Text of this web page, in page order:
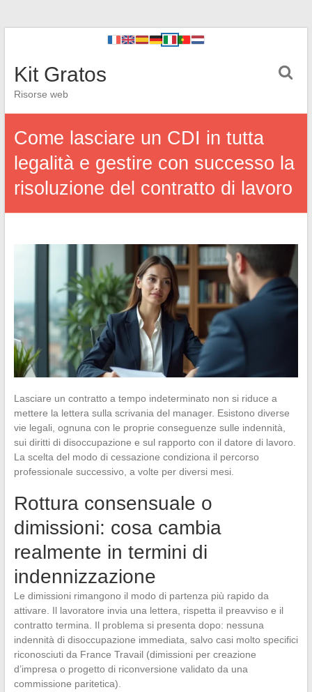
Kit Gratos
Risorse web
Come lasciare un CDI in tutta
legalità e gestire con successo la
risoluzione del contratto di lavoro
Lasciare un contratto a tempo indeterminato non si riduce a
mettere la lettera sulla scrivania del manager. Esistono diverse
vie legali, ognuna con le proprie conseguenze sulle indennità,
sui diritti di disoccupazione e sul rapporto con il datore di lavoro.
La scelta del modo di cessazione condiziona il percorso
professionale successivo, a volte per diversi mesi.
Rottura consensuale o
dimissioni: cosa cambia
realmente in termini di
indennizzazione
Le dimissioni rimangono il modo di partenza più rapido da
attivare. Il lavoratore invia una lettera, rispetta il preavviso e il
contratto termina. Il problema si presenta dopo: nessuna
indennità di disoccupazione immediata, salvo casi molto specifici
riconosciuti da France Travail (dimissioni per creazione
d’impresa o progetto di riconversione validato da una
commissione paritetica).